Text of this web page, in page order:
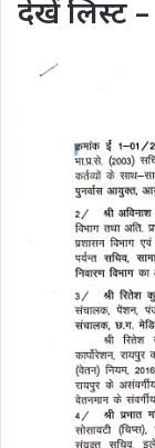
देखें लिस्ट –